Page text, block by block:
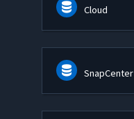
Cloud
SnapCenter